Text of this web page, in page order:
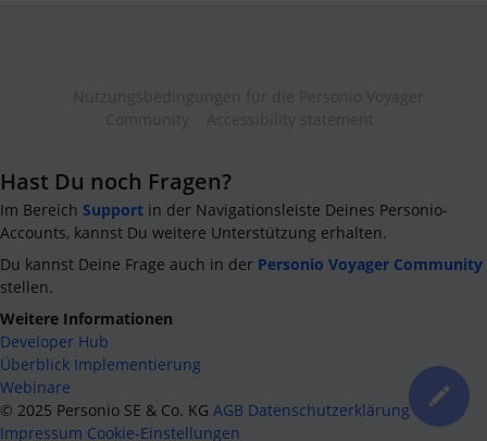
Hast Du noch Fragen?
Im Bereich Support in der Navigationsleiste Deines Personio-
Accounts, kannst Du weitere Unterstützung erhalten.
Du kannst Deine Frage auch in der Personio Voyager Community
stellen.
Weitere Informationen
Developer Hub
Überblick Implementierung
Webinare
© 2025 Personio SE & Co. KG AGB Datenschutzerklärung
Impressum Cookie-Einstellungen